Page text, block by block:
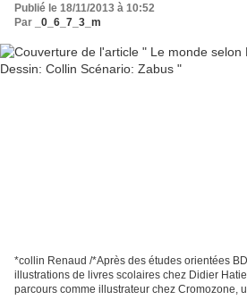
Publié le 18/11/2013 à 10:52
Par
_0_6_7_3_m
*collin Renaud /*Après des études orientées
illustrations de livres scolaires chez Didier
parcours comme illustrateur chez Cromozone,